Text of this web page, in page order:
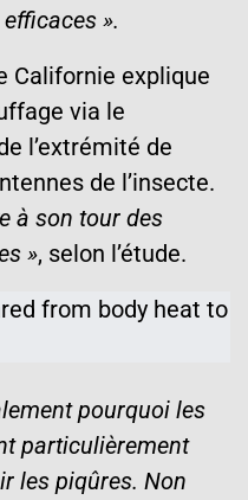
».
Californie explique
via le
l’extrémité de
de l’insecte.
à son tour des
», selon l’étude.
pourquoi les
particulièrement
les piqûres. Non